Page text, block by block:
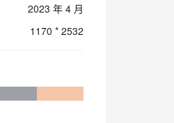
2023 年 4 月
1170 * 2532